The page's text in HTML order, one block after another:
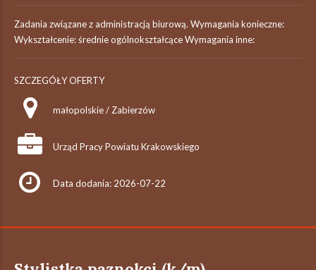
Zadania związane z administracją biurową. Wymagania konieczne:
Wykształcenie: średnie ogólnokształcące Wymagania inne:
SZCZEGÓŁY OFERTY
małopolskie / Zabierzów
Urząd Pracy Powiatu Krakowskiego
Data dodania: 2026-07-22